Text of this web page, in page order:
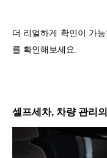
더 리얼하게 확인이 가
를 확인해보세요.
셀프세차, 차량 관리